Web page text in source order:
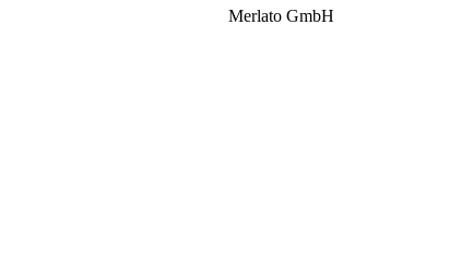
Merlato GmbH